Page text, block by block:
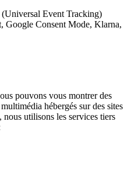
Event Tracking)
Google Consent Mode, Klarna,
pouvons vous montrer des
hébergés sur des sites
utilisons les services tiers